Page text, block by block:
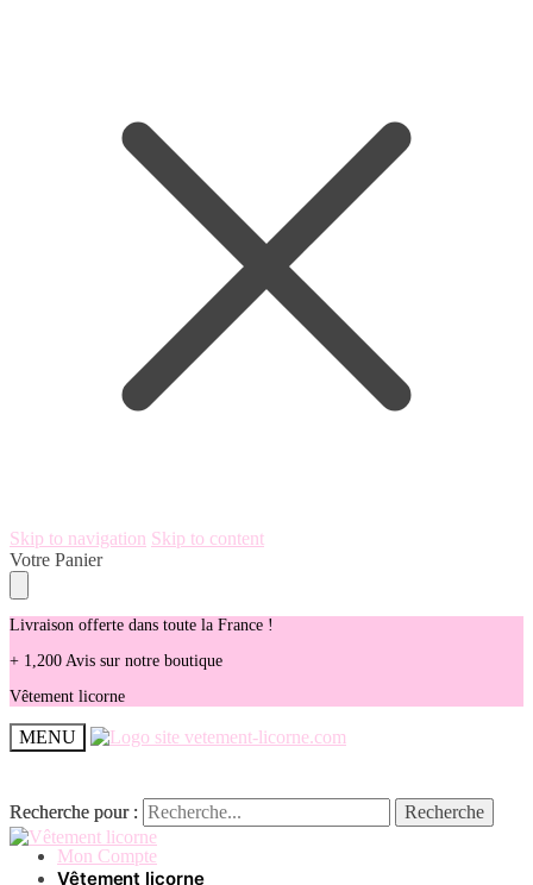
Skip to navigation Skip to content
Votre Panier
Livraison offerte dans toute la France !
+ 1,200 Avis sur notre boutique
Vêtement licorne
MENU
Recherche pour : Recherche
Mon Compte
Recherche pour : Recherche
Vêtement licorne